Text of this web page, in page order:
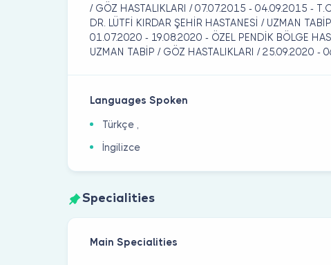
/ GÖZ HASTALIKLARI / 07.07.2015 - 04.09.2015 -
DR. LÜTFİ KIRDAR ŞEHİR HASTANESİ / UZMAN
01.07.2020 - 19.08.2020 - ÖZEL PENDİK BÖLGE
UZMAN TABİP / GÖZ HASTALIKLARI / 25.09.2020 -
Languages Spoken
Türkçe ,
İngilizce
Specialities
Main Specialities